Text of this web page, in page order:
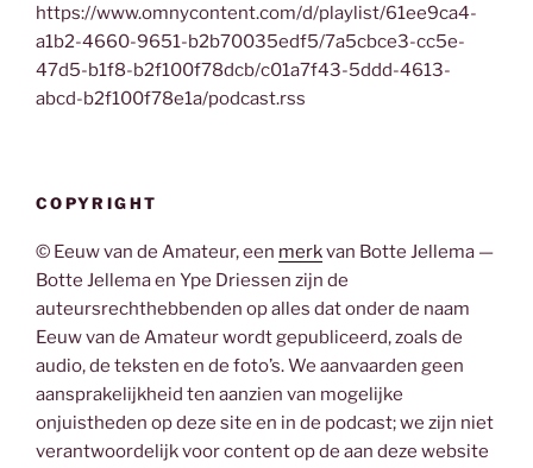
https://www.omnycontent.com/d/playlist/61ee9ca4-
a1b2-4660-9651-b2b70035edf5/7a5cbce3-cc5e-
47d5-b1f8-b2f100f78dcb/c01a7f43-5ddd-4613-
abcd-b2f100f78e1a/podcast.rss
COPYRIGHT
© Eeuw van de Amateur, een merkvan Botte Jellema —
Botte Jellema en Ype Driessen zijn de
auteursrechthebbenden op alles dat onder de naam
Eeuw van de Amateur wordt gepubliceerd, zoals de
audio, de teksten en de foto’s. We aanvaarden geen
aansprakelijkheid ten aanzien van mogelijke
onjuistheden op deze site en in de podcast; we zijn niet
verantwoordelijk voor content op de aan deze website